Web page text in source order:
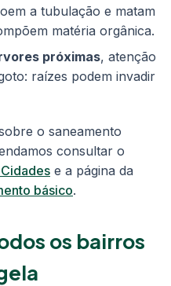
a tubulação e matam
matéria orgânica.
próximas, atenção
raízes podem invadir
o saneamento
consultar o
e a página da
básico.
os bairros